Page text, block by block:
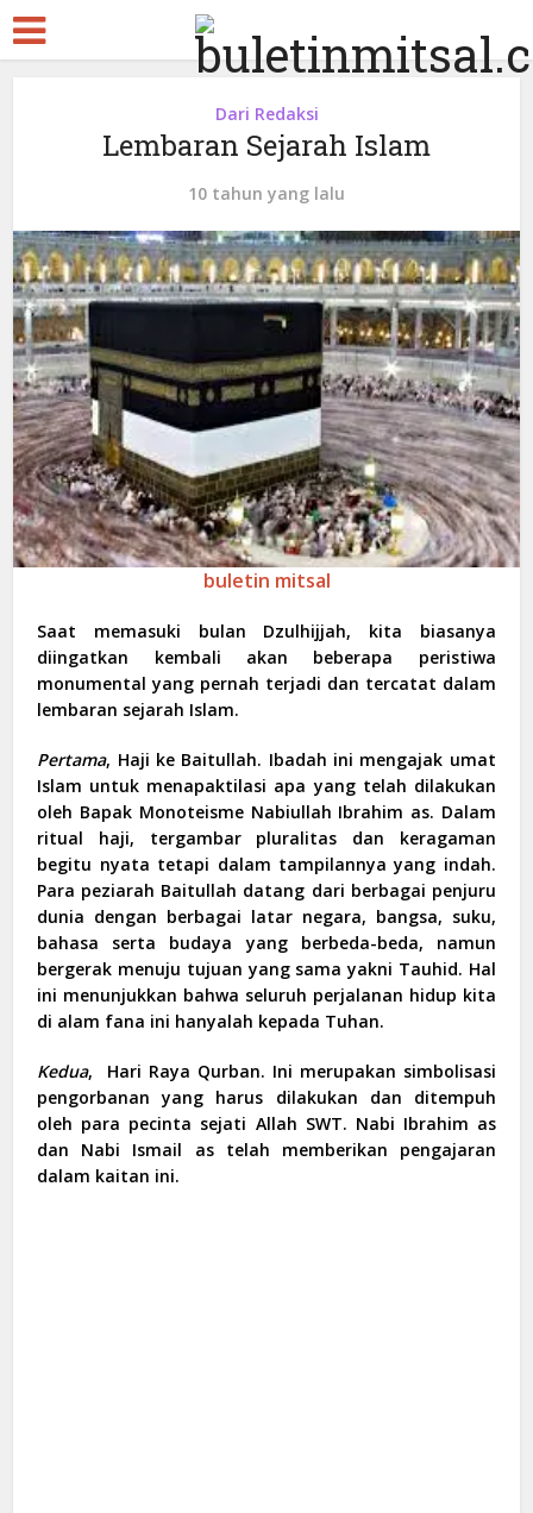
Dari Redaksi
Lembaran Sejarah Islam
10 tahun yang lalu
buletin mitsal
Saat memasuki bulan Dzulhijjah, kita biasanya
diingatkan kembali akan beberapa peristiwa
monumental yang pernah terjadi dan tercatat dalam
lembaran sejarah Islam.
Pertama, Haji ke Baitullah. Ibadah ini mengajak umat
Islam untuk menapaktilasi apa yang telah dilakukan
oleh Bapak Monoteisme Nabiullah Ibrahim as. Dalam
ritual haji, tergambar pluralitas dan keragaman
begitu nyata tetapi dalam tampilannya yang indah.
Para peziarah Baitullah datang dari berbagai penjuru
dunia dengan berbagai latar negara, bangsa, suku,
bahasa serta budaya yang berbeda-beda, namun
bergerak menuju tujuan yang sama yakni Tauhid. Hal
ini menunjukkan bahwa seluruh perjalanan hidup kita
di alam fana ini hanyalah kepada Tuhan.
Kedua, Hari Raya Qurban. Ini merupakan simbolisasi
pengorbanan yang harus dilakukan dan ditempuh
oleh para pecinta sejati Allah SWT. Nabi Ibrahim as
dan Nabi Ismail as telah memberikan pengajaran
dalam kaitan ini.